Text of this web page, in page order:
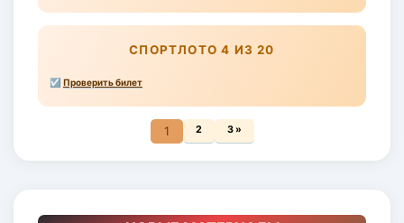
СПОРТЛОТО 4 ИЗ 20
☑ Проверить билет
1 2 3 »